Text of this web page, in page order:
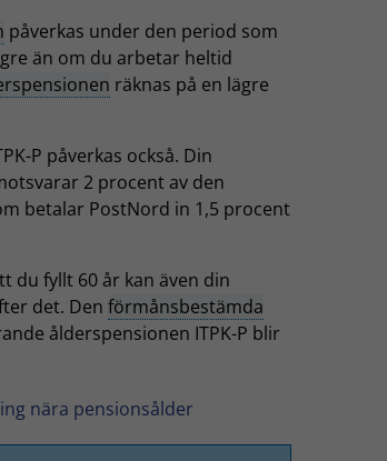
påverkas under den period som
än om du arbetar heltid
räknas på en lägre
P påverkas också. Din
2 procent av den
betalar PostNord in 1,5 procent
du fyllt 60 år kan även din
det. Den förmånsbestämda
ålderspensionen ITPK-P blir
nära pensionsålder